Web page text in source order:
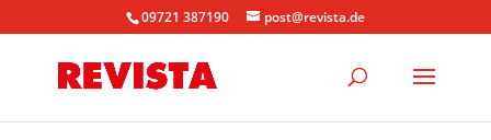
09721 387190 post@revista.de